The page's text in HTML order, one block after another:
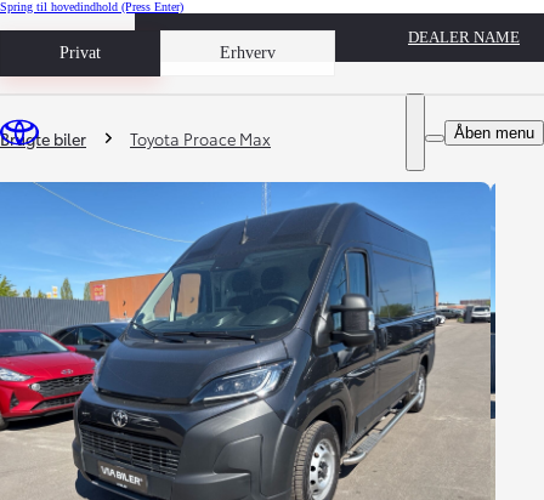
Spring til hovedindhold (Press Enter)
Privat Erhverv
Book prøvetur
DEALER NAME
Åben menu
Du er her
Brugte biler Toyota Proace Max